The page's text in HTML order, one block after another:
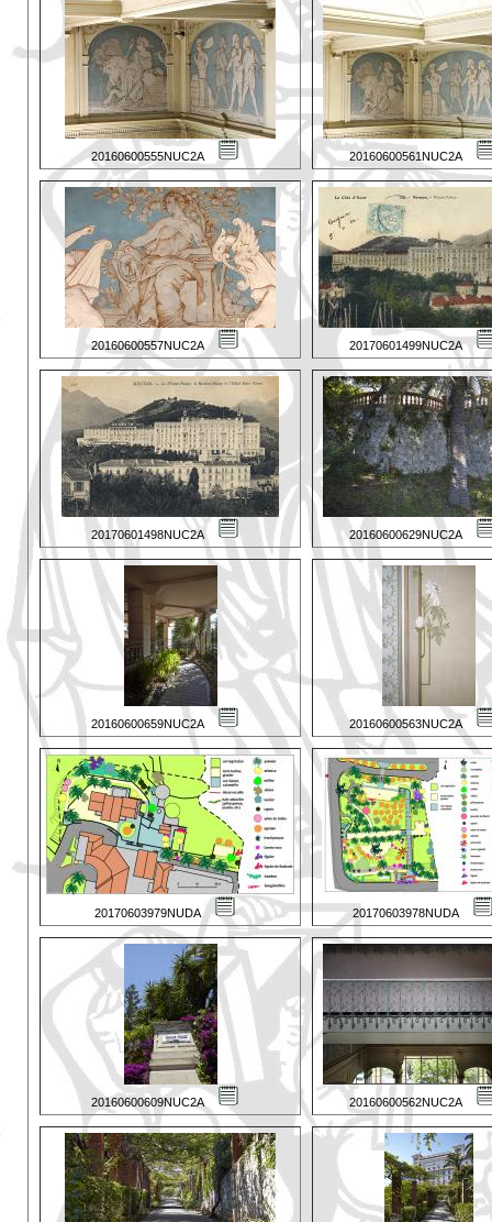
20160600555NUC2A 20160600561NUC2A
20160600557NUC2A 20170601499NUC2A
20170601498NUC2A 20160600629NUC2A
20160600659NUC2A 20160600563NUC2A
20170603979NUDA 20170603978NUDA
20160600609NUC2A 20160600562NUC2A